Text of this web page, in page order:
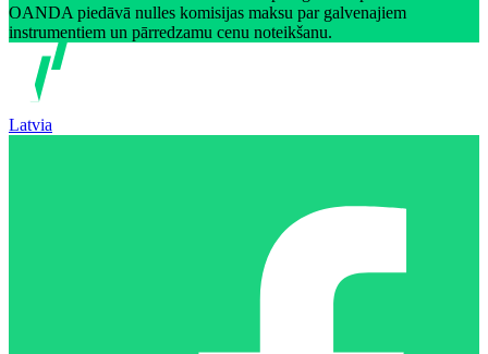
OANDA piedāvā nulles komisijas maksu par galvenajiem
instrumentiem un pārredzamu cenu noteikšanu.
Latvia